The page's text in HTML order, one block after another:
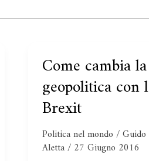
Come cambia la
geopolitica con
Brexit
Politica nel mondo /Guido
Aletta/ 27 Giugno 2016
Come
cambia
la
geopolitica
con
la